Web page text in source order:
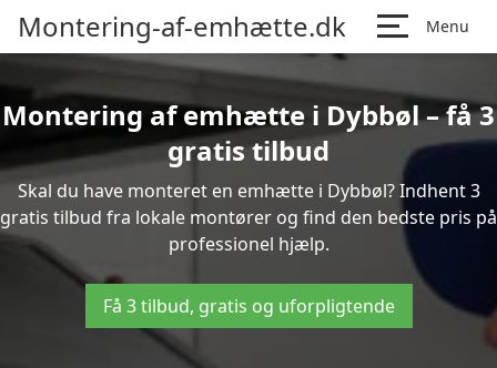
Montering-af-emhætte.dk Menu
Montering af emhætte i Dybbøl – få 3
gratis tilbud
Skal du have monteret en emhætte i Dybbøl? Indhent 3
gratis tilbud fra lokale montører og find den bedste pris på
professionel hjælp.
Få 3 tilbud, gratis og uforpligtende